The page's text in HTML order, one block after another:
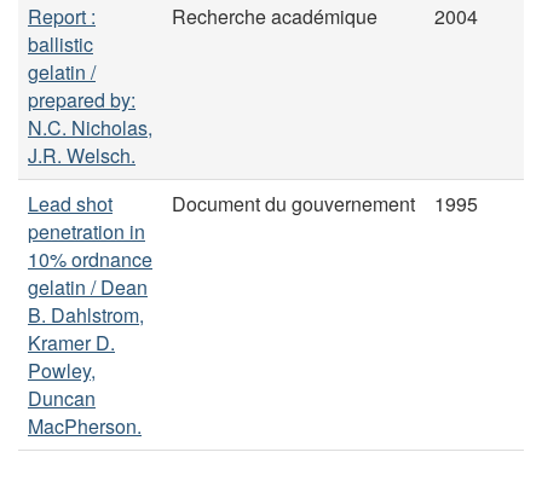
Report :
ballistic
gelatin /
prepared by:
N.C. Nicholas,
J.R. Welsch.
Recherche académique 2004
Lead shot
penetration in
10% ordnance
gelatin / Dean
B. Dahlstrom,
Kramer D.
Powley,
Duncan
MacPherson.
Document du gouvernement 1995